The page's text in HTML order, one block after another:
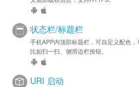
状态栏/标题栏
手机APP内顶部标题栏，可自定义配色，
比如扫一扫、侧滑边栏按钮。
URI 启动